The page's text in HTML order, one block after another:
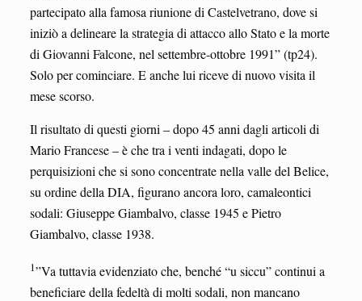
partecipato alla famosa riunione di Castelvetrano, dove si
iniziò a delineare la strategia di attacco allo Stato e la morte
di Giovanni Falcone, nel settembre-ottobre 1991” (tp24).
Solo per cominciare. E anche lui riceve di nuovo visita il
mese scorso.
Il risultato di questi giorni – dopo 45 anni dagli articoli di
Mario Francese – è che tra i venti indagati, dopo le
perquisizioni che si sono concentrate nella valle del Belice,
su ordine della DIA, figurano ancora loro, camaleontici
sodali: Giuseppe Giambalvo, classe 1945 e Pietro
Giambalvo, classe 1938.
1”Va tuttavia evidenziato che, benché “u siccu” continui a
beneficiare della fedeltà di molti sodali, non mancano